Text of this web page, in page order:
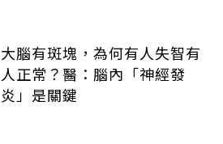
大腦有斑塊，為何有人失智有
人正常？醫：腦內「神經發
炎」是關鍵